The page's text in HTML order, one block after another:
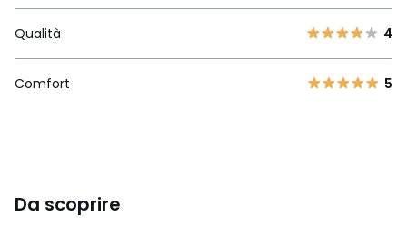
Qualità 4
Comfort 5
Da scoprire